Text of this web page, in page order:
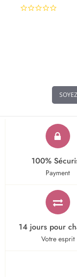
100%
Payment
14 jours pour
Votre esprit